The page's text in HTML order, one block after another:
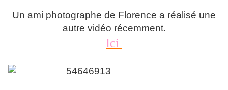
Un ami photographe de Florence a réalisé une
autre vidéo récemment.
Ici